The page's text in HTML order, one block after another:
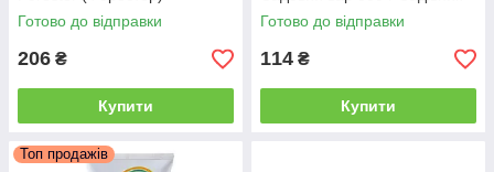
росту) — прискорюють регенерацію тканин.
утворює щільну плівку, яка захищає зріз від
потрапляння вологи та мікроорганізмів;
запобігає висиханню тканин;
Готово до відправки
206 ₴
Купити
Готово до відправки
114 ₴
Купити
Топ продажів